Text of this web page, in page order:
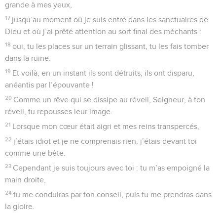
grande à mes yeux,
17 jusqu’au moment où je suis entré dans les sanctuaires de
Dieu et où j’ai prêté attention au sort final des méchants :
18 oui, tu les places sur un terrain glissant, tu les fais tomber
dans la ruine.
19 Et voilà, en un instant ils sont détruits, ils ont disparu,
anéantis par l’épouvante !
20 Comme un rêve qui se dissipe au réveil, Seigneur, à ton
réveil, tu repousses leur image.
21 Lorsque mon cœur était aigri et mes reins transpercés,
22 j’étais idiot et je ne comprenais rien, j’étais devant toi
comme une bête.
23 Cependant je suis toujours avec toi : tu m’as empoigné la
main droite,
24 tu me conduiras par ton conseil, puis tu me prendras dans
la gloire.